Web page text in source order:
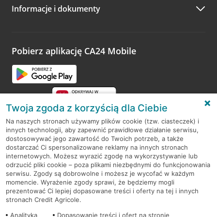
Zachęcamy do podzielenia się z nami opinią o wizycie.
opinie.
Informacje i dokumenty
Pobierz aplikację CA24 Mobile
RODO
Regulamin serwisu
Mapa serwisu
PolitykaCookies
Twoja zgoda z korzyścią dla Ciebie
Na naszych stronach używamy plików cookie (tzw. ciasteczek) i
innych technologii, aby zapewnić prawidłowe działanie serwisu,
dostosowywać jego zawartość do Twoich potrzeb, a także
dostarczać Ci spersonalizowane reklamy na innych stronach
internetowych. Możesz wyrazić zgodę na wykorzystywanie lub
odrzucić pliki cookie – poza plikami niezbędnymi do funkcjonowania
serwisu. Zgody są dobrowolne i możesz je wycofać w każdym
momencie. Wyrażenie zgody sprawi, że będziemy mogli
prezentować Ci lepiej dopasowane treści i oferty na tej i innych
stronach Credit Agricole.
Analityka
Dopasowanie treści i ofert na stronie